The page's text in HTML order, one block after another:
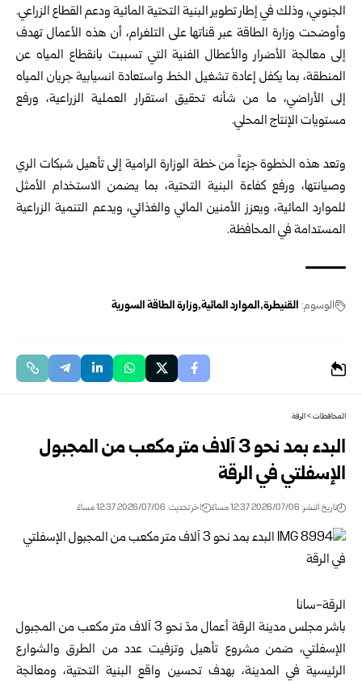
الجنوبي، وذلك في إطار تطوير البنية التحتية المائية ودعم القطاع الزراعي.
وأوضحت وزارة الطاقةعبر قناتها على التلغرام، أن هذه الأعمال تهدف
إلى معالجة الأضرار والأعطال الفنية التي تسببت بانقطاع المياه عن
المنطقة، بما يكفل إعادة تشغيل الخط واستعادة انسيابية جريان المياه
إلى الأراضي، ما من شأنه تحقيق استقرار العملية الزراعية، ورفع
مستويات الإنتاج المحلي.
وتعد هذه الخطوة جزءاً من خطة الوزارة الرامية إلى تأهيل شبكات الري
وصيانتها، ورفع كفاءة البنية التحتية، بما يضمن الاستخدام الأمثل
للموارد المائية، ويعزز الأمنين المائي والغذائي، ويدعم التنمية الزراعية
المستدامة في المحافظة.
الوسوم: القنيطرة الموارد المائية وزارة الطاقة السورية
المحافظات>الرقة
البدء بمد نحو 3 آلاف متر مكعب من المجبول
الإسفلتي في الرقة
تاريخ النشر: 2026/07/06 12:37 مساءً اخر تحديث: 2026/07/06 12:37 مساءً
الرقة-سانا
باشر مجلس مدينة الرقة
أعمال مدّ نحو 3 آلاف متر مكعب من المجبول
الإسفلتي، ضمن مشروع تأهيل وتزفيت عدد من الطرق والشوارع
الرئيسية في المدينة، بهدف تحسين واقع البنية التحتية، ومعالجة